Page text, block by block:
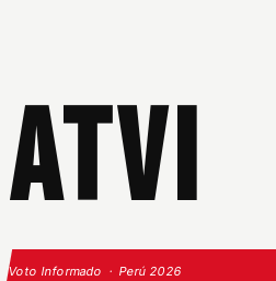
ATVI
Voto Informado · Perú 2026